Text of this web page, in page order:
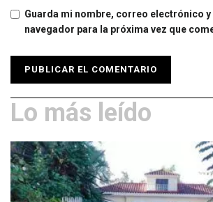
Guarda mi nombre, correo electrónico y
navegador para la próxima vez que
Lo más leído